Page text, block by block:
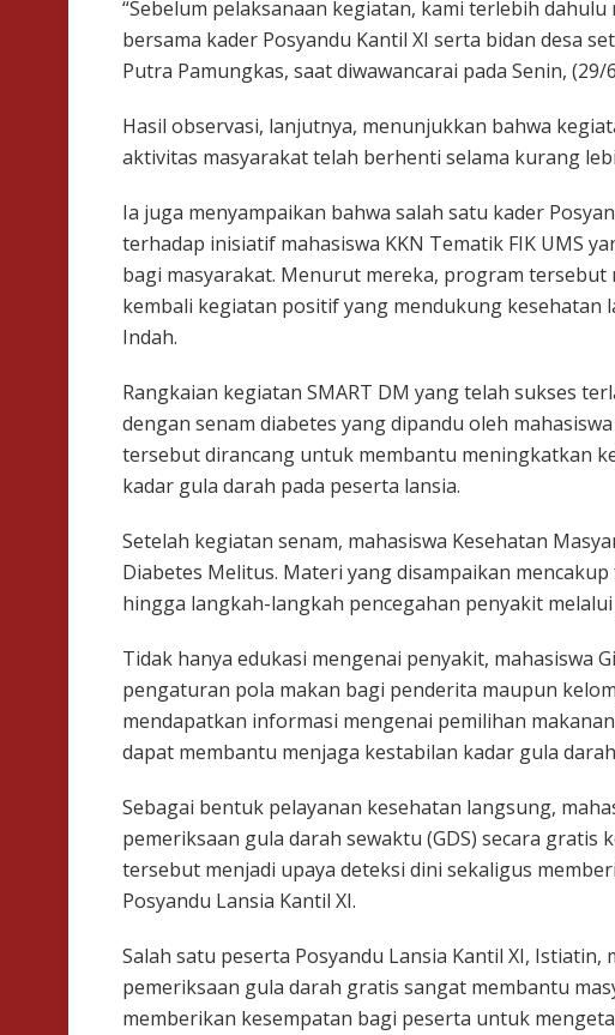
“Sebelum pelaksanaan kegiatan, kami terlebih
bersama kader Posyandu Kantil XI serta bidan desa
Putra Pamungkas, saat diwawancarai pada Senin, (29/
Hasil observasi, lanjutnya, menunjukkan bahwa
aktivitas masyarakat telah berhenti selama kurang
Ia juga menyampaikan bahwa salah satu kader
terhadap inisiatif mahasiswa KKN Tematik FIK UMS
bagi masyarakat. Menurut mereka, program
kembali kegiatan positif yang mendukung kesehatan
Indah.
Rangkaian kegiatan SMART DM yang telah sukses
dengan senam diabetes yang dipandu oleh
tersebut dirancang untuk membantu meningkatkan
kadar gula darah pada peserta lansia.
Setelah kegiatan senam, mahasiswa Kesehatan
Diabetes Melitus. Materi yang disampaikan
hingga langkah-langkah pencegahan penyakit
Tidak hanya edukasi mengenai penyakit, mahasiswa
pengaturan pola makan bagi penderita maupun
mendapatkan informasi mengenai pemilihan
dapat membantu menjaga kestabilan kadar gula
Sebagai bentuk pelayanan kesehatan langsung,
pemeriksaan gula darah sewaktu (GDS) secara gratis
tersebut menjadi upaya deteksi dini sekaligus
Posyandu Lansia Kantil XI.
Salah satu peserta Posyandu Lansia Kantil XI,
pemeriksaan gula darah gratis sangat membantu
memberikan kesempatan bagi peserta untuk